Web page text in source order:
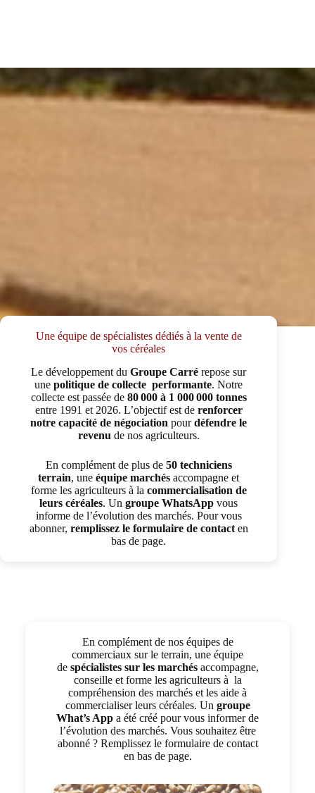
Une équipe de spécialistes dédiés à la vente de
vos céréales
Le développement duGroupe Carré repose sur
unepolitique de collecte performante. Notre
collecte est passée de 80 000 à 1 000 000 tonnes
entre 1991 et 2026. L’objectif est de renforcer
notre capacité de négociation pourdéfendre le
revenu de nos agriculteurs.
En complément de plus de 50 techniciens
terrain, uneéquipe marchés accompagne et
forme les agriculteurs à la commercialisation de
leurs céréales. Ungroupe WhatsApp vous
informe de l’évolution des marchés. Pour vous
abonner, remplissez le formulaire de contacten
bas de page.
En complément de nos équipes de
commerciaux sur le terrain, une équipe
de spécialistes sur les marchésaccompagne,
conseille et forme les agriculteurs à la
compréhension des marchés et les aide à
commercialiser leurs céréales. Un groupe
What’s App a été créé pour vous informer de
l’évolution des marchés. Vous souhaitez être
abonné ? Remplissez le formulaire de contact
en bas de page.